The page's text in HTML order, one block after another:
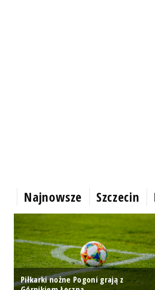
Najnowsze Szczecin
Piłkarki nożne Pogoni grają z